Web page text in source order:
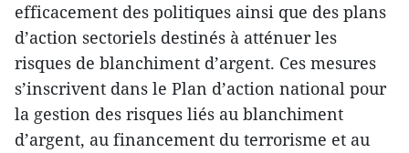
efficacement des politiques ainsi que des plans
d’action sectoriels destinés à atténuer les
risques de blanchiment d’argent. Ces mesures
s’inscrivent dans le Plan d’action national pour
la gestion des risques liés au blanchiment
d’argent, au financement du terrorisme et au